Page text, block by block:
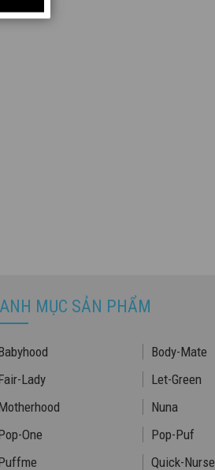
MỤC SẢN PHẨM
Body-Mate
Lady
Let-Green
Nuna
One
Pop-Puf
Quick-Nurse